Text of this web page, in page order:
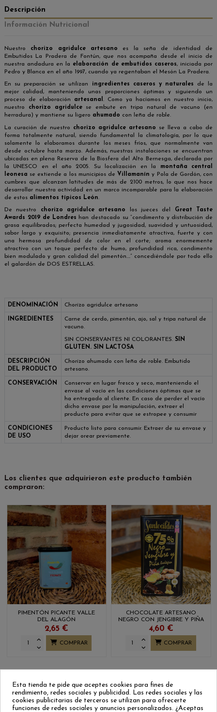
Descripción
Información Nutricional
Nuestro chorizo agridulce artesano es la seña de identidad de
Embutidos La Pradera de Fontún, que nos acompaña desde el inicio de
nuestra andadura en la elaboración de embutidos caseros, iniciada por
Pedro y Blanca en el año 1997, cuando ya regentaban el Mesón La Pradera.
En su preparación se utilizan ingredientes caseros y naturales de la
mejor calidad, manteniendo unas proporciones óptimas y siguiendo un
proceso de elaboración artesanal . Como ya hacíamos en nuestro inicio,
nuestro chorizo agridulcese embute en tripa natural de vacuno (en
herradura) y mantiene su ligero ahumado con leña de roble.
La curación de nuestro chorizo agridulce artesano se lleva a cabo de
forma totalmente natural, siendo fundamental la climatología, por lo que
solamente lo elaboramos durante los meses fríos, que normalmente van
desde octubre hasta marzo. Además, nuestras instalaciones se encuentran
ubicadas en plena Reserva de la Biosfera del Alto Bernesga, declarada por
la UNESCO en el año 2005. Su localización en la
montaña central
leonesa se extiende a los municipios de Villamanín y Pola de Gordón, con
cumbres que alcanzan latitudes de más de 2100 metros, lo que nos hace
desarrollar nuestra actividad en un marco incomparable para la elaboración
de estos alimentos típicos León.
De nuestro chorizo agridulce artesano los jueces del
Great Taste
Awards 2019 de Londres han destacado su “condimento y distribución de
grasa equilibrados; perfecta humedad y jugosidad, suavidad y untuosidad,
sabor largo y exquisito; presencia inmediatamente atractiva, fuerte y con
una hermosa profundidad de color en el corte; aroma enormemente
atractivo con un toque perfecto de humo, profundidad rica, condimento
bien modulado y gran calidad del pimentón….” concediéndole por todo ello
el galardón de DOS ESTRELLAS.
DENOMINACIÓN Chorizo agridulce artesano
INGREDIENTES
Carne de cerdo, pimentón, ajo, sal y tripa natural de
vacuno.
SIN CONSERVANTES NI COLORANTES. SIN
GLUTEN. SIN LACTOSA
DESCRIPCIÓN
DEL PRODUCTO
Chorizo ahumado con leña de roble. Embutido
artesano.
CONSERVACIÓN
Conservar en lugar fresco y seco, manteniendo el
envase al vacío en las condiciones óptimas que se
ha entregado al cliente. En caso de perder el vacío
dicho envase por la manipulación, extraer el
producto para evitar que se estropee y consumir
CONDICIONES
DE USO
Producto listo para consumir. Extraer de su envase y
dejar orear previamente.
Los clientes que adquirieron este producto también
compraron:
PIMENTÓN PICANTE VALLE
DEL ALAGÓN
2,65 €
COMPRAR
CHOCOLATE ARTESANO
NEGRO CON JENGIBRE Y PIÑA
ECOLÓGICA SANTOCILDES
4,60 €
COMPRAR
Esta tienda te pide que aceptes cookies para fines de
rendimiento, redes sociales y publicidad. Las redes sociales y las
cookies publicitarias de terceros se utilizan para ofrecerte
funciones de redes sociales y anuncios personalizados. ¿Aceptas